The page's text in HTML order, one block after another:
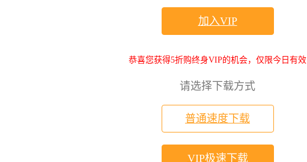
加入VIP
恭喜您获得5折购终身VIP的机会，仅限今日有效
请选择下载方式
普通速度下载
VIP极速下载